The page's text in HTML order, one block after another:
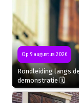
Op 9 augustus 2026
Rondleiding langs
demonstratie 🗓